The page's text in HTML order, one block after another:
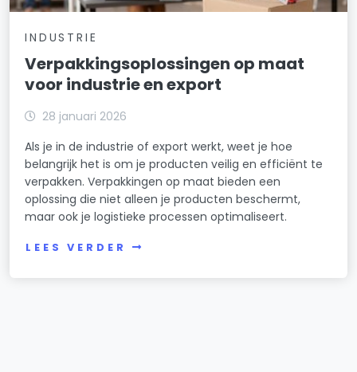
INDUSTRIE
Verpakkingsoplossingen op maat
voor industrie en export
28 januari 2026
Als je in de industrie of export werkt, weet je hoe
belangrijk het is om je producten veilig en efficiënt te
verpakken. Verpakkingen op maat bieden een
oplossing die niet alleen je producten beschermt,
maar ook je logistieke processen optimaliseert.
LEES VERDER